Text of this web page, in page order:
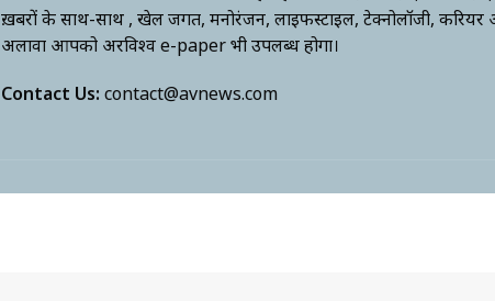
ख़बरों के साथ-साथ , खेल जगत, मनोरंजन, लाइफस्टाइल, टेक्नोलॉजी,
अलावा आपको अक्षरविश्व e-paper भी उपलब्ध होगा।
Contact Us: contact@avnews.com